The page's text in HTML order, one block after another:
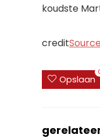
koudste
credit
Opslaan